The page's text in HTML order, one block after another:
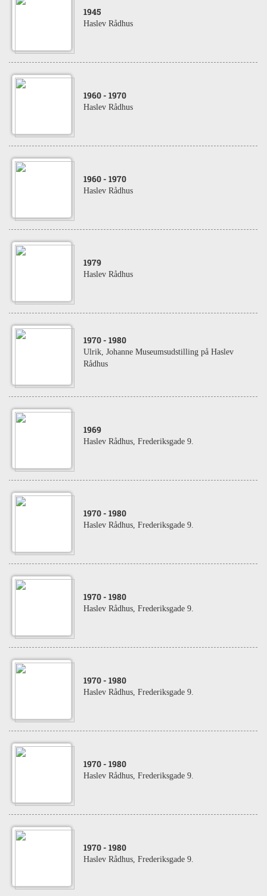
1945
Haslev Rådhus
1960 - 1970
Haslev Rådhus
1960 - 1970
Haslev Rådhus
1979
Haslev Rådhus
1970 - 1980
Ulrik, Johanne Museumsudstilling på Haslev
Rådhus
1969
Haslev Rådhus, Frederiksgade 9.
1970 - 1980
Haslev Rådhus, Frederiksgade 9.
1970 - 1980
Haslev Rådhus, Frederiksgade 9.
1970 - 1980
Haslev Rådhus, Frederiksgade 9.
1970 - 1980
Haslev Rådhus, Frederiksgade 9.
1970 - 1980
Haslev Rådhus, Frederiksgade 9.